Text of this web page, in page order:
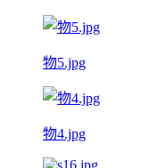
物5.jpg
物4.jpg